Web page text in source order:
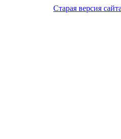
Старая версия